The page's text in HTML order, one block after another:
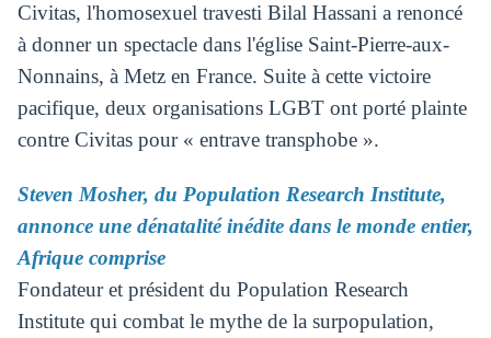
Civitas, l'homosexuel travesti Bilal Hassani a renoncé
à donner un spectacle dans l'église Saint-Pierre-aux-
Nonnains, à Metz en France. Suite à cette victoire
pacifique, deux organisations LGBT ont porté plainte
contre Civitas pour « entrave transphobe ».
Steven Mosher, du Population Research Institute,
annonce une dénatalité inédite dans le monde entier,
Afrique comprise
Fondateur et président du Population Research
Institute qui combat le mythe de la surpopulation,